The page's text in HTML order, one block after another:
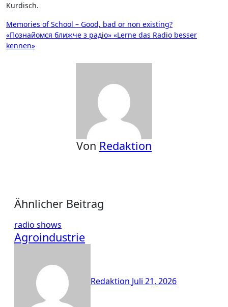
Kurdisch.
Beitragsnavigation
Memories of School – Good, bad or non existing?
«Познайомся ближче з радіо» «Lerne das Radio besser
kennen»
Von Redaktion
Ähnlicher Beitrag
radio shows
Agroindustrie
Redaktion Juli 21, 2026